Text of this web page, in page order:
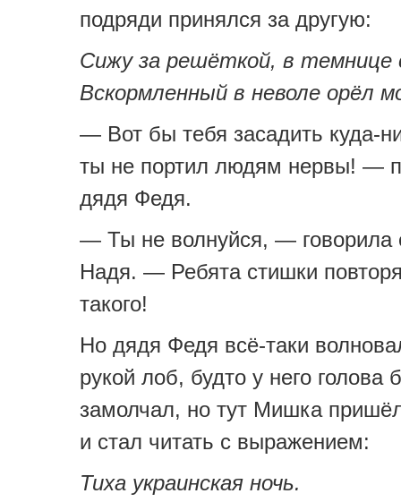
подряди принялся за другую:
Сижу за решёткой, в темнице
Вскормленный в неволе орёл
— Вот бы тебя засадить куда-
ты не портил людям нервы! —
дядя Федя.
— Ты не волнуйся, — говорила
Надя. — Ребята стишки
такого!
Но дядя Федя всё-таки
рукой лоб, будто у него голова
замолчал, но тут Мишка
и стал читать с выражением:
Тиха украинская ночь.